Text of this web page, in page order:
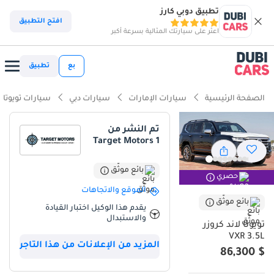
تطبيق دوبي كارز
اعثر على سيارتك المثالية بسرعة أكبر
افتح التطبيق
بع تطبيق
الصفحة الرئيسية سيارات الإمارات سيارات دبي سيارات تويوتا
حصري
بائع موثّق
تويوتا لاند كروزر
VXR 3.5L
$ 86,300
تم النشر من
Target Motors 1
بائع موثّق
الموقع والاتجاهات
يقدم هذا الوكيل اختبار القيادة
والاستبدال
المزيد من الإعلانات من هذا التاجر
ذكاء دوبي كارز
ذكاء دوبيكارز
مصمم خصيصًا للطرق الوعرة
أقل معدل استهلاك في فئته
أحدث معايير أنظمة مساعدة السائق المتقدمة (ADAS)
ملخص
يمثل هذا الجيل الأحدث من VXR قمة فئة 300، حيث يجمع بين موثوقية لا
نسخة من محرك التوربو المزدوج، مما يوفر عزم دوران هائلاً يجعله سهل